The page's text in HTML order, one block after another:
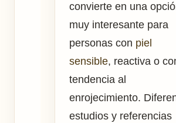
convierte en una
muy interesante para
personas con piel
sensible, reactiva o
tendencia al
enrojecimiento.
estudios y referencias